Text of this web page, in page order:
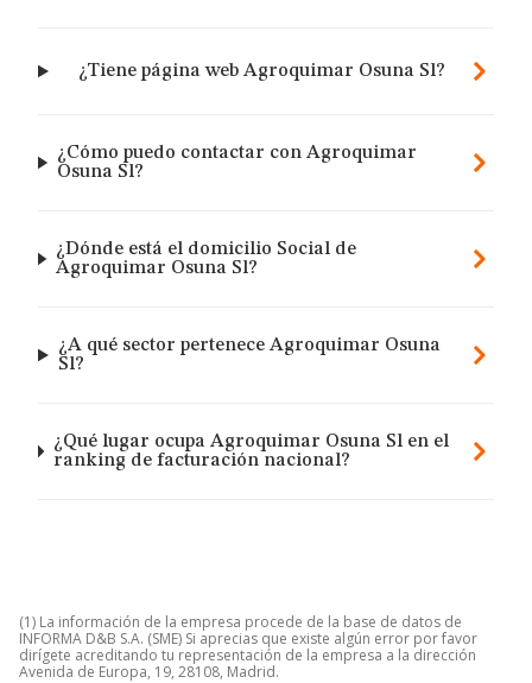
¿Tiene página web Agroquimar Osuna Sl?
¿Cómo puedo contactar con Agroquimar
Osuna Sl?
¿Dónde está el domicilio Social de
Agroquimar Osuna Sl?
¿A qué sector pertenece Agroquimar Osuna
Sl?
¿Qué lugar ocupa Agroquimar Osuna Sl en el
ranking de facturación nacional?
(1) La información de la empresa procede de la base de datos de
INFORMA D&B S.A. (SME) Si aprecias que existe algún error por favor
dirígete acreditando tu representación de la empresa a la dirección
Avenida de Europa, 19, 28108, Madrid.